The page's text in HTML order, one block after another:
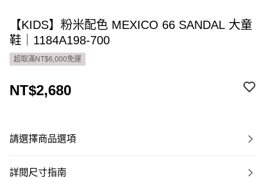
【KIDS】粉米配色 MEXICO 66 SANDAL 大童
鞋｜1184A198-700
超取滿NT$6,000免運
NT$2,680
請選擇商品選項
詳閱尺寸指南